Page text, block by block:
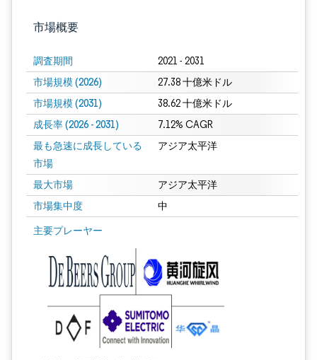
市場概要
調査期間 2021 - 2031
市場規模 (2026) 27.38 十億米ドル
市場規模 (2031) 38.62 十億米ドル
成長率 (2026 - 2031) 7.12% CAGR
最も急速に成長している
市場
アジア太平洋
最大市場 アジア太平洋
市場集中度 中
主要プレーヤー
画像 © Mordor Intelligence。再利用にはCC BY 4.0の表示が必要です。